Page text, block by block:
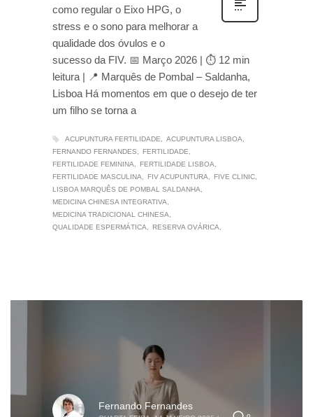
como regular o Eixo HPG, o
stress e o sono para melhorar a
qualidade dos óvulos e o
sucesso da FIV. 📅 Março 2026 | ⏱ 12 min
leitura | 📍 Marquês de Pombal – Saldanha,
Lisboa Há momentos em que o desejo de ter
um filho se torna a
ACUPUNTURA FERTILIDADE
ACUPUNTURA LISBOA
FERNANDO FERNANDES
FERTILIDADE
FERTILIDADE FEMININA
FERTILIDADE LISBOA
FERTILIDADE MASCULINA
FIV ACUPUNTURA
FIVE CLINIC
LISBOA MARQUÊS DE POMBAL SALDANHA
MEDICINA CHINESA INTEGRATIVA
MEDICINA TRADICIONAL CHINESA
QUALIDADE ESPERMÁTICA
RESERVA OVÁRICA
Fernando Fernandes